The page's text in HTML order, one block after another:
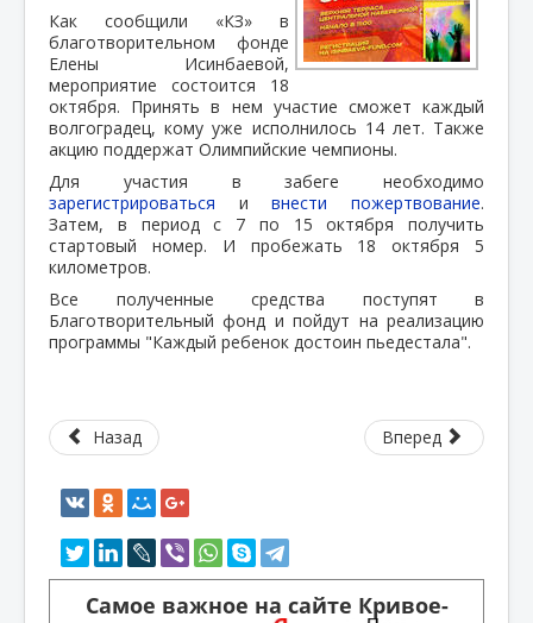
Как сообщили «КЗ» в
благотворительном фонде
Елены Исинбаевой,
мероприятие состоится 18
октября. Принять в нем участие сможет каждый
волгоградец, кому уже исполнилось 14 лет. Также
акцию поддержат Олимпийские чемпионы.
Для участия в забеге необходимо
зарегистрироваться ивнести пожертвование.
Затем, в период с 7 по 15 октября получить
стартовый номер. И пробежать 18 октября 5
километров.
Все полученные средства поступят в
Благотворительный фонд и пойдут на реализацию
программы "Каждый ребенок достоин пьедестала".
Назад Вперед
Самое важное на сайте Кривое-